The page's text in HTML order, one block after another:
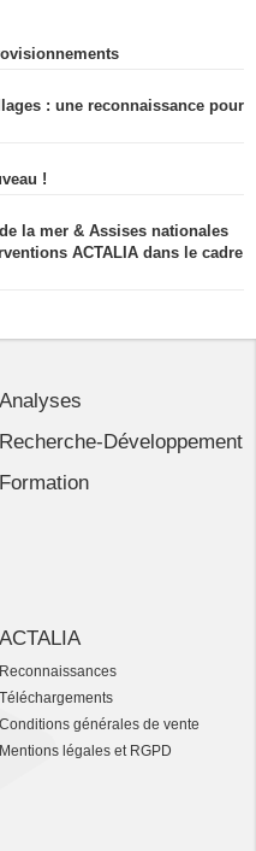
: une reconnaissance pour
!
la mer & Assises nationales
ACTALIA dans le cadre
Analyses
Recherche-Développement
Formation
ACTALIA
Reconnaissances
Téléchargements
Conditions générales de vente
Mentions légales et RGPD